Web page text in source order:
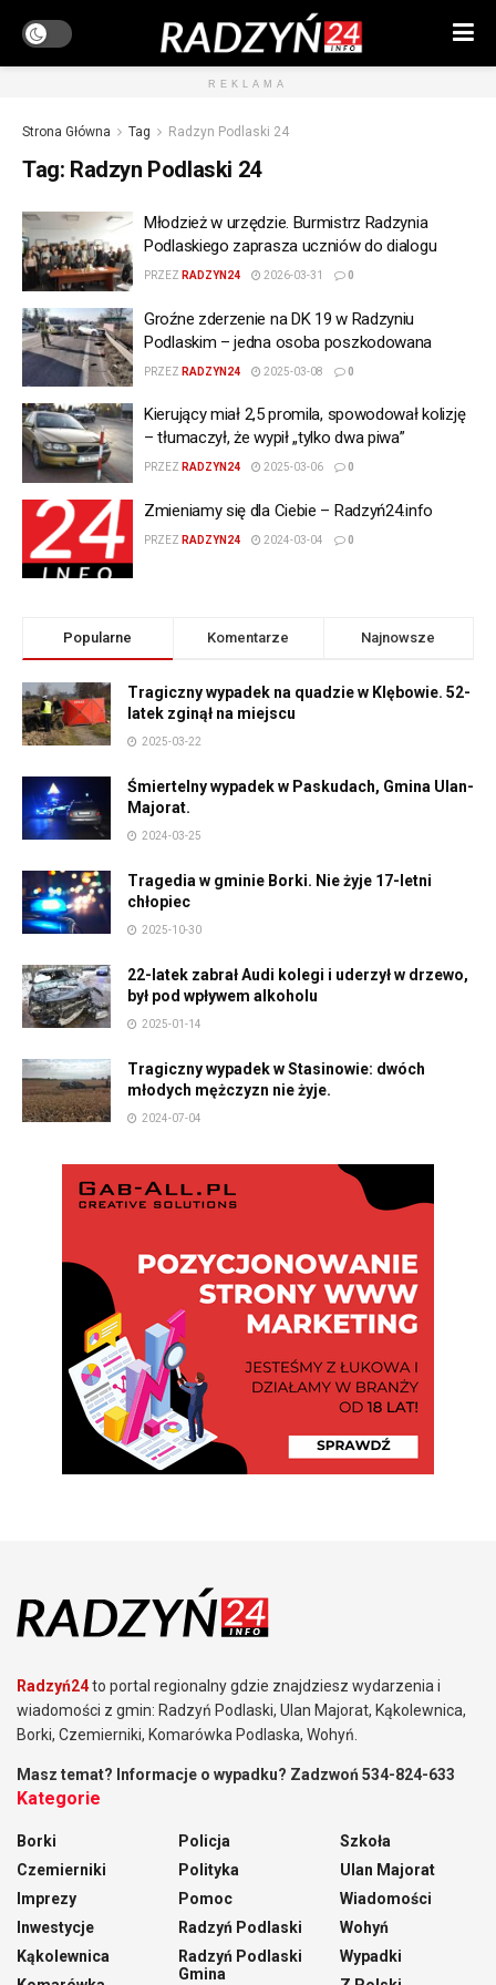
REKLAMA
Strona Główna Tag Radzyn Podlaski 24
Tag: Radzyn Podlaski 24
Młodzież w urzędzie. Burmistrz Radzynia
Podlaskiego zaprasza uczniów do dialogu
PRZEZ RADZYN24 2026-03-31 0
Groźne zderzenie na DK 19 w Radzyniu
Podlaskim – jedna osoba poszkodowana
PRZEZ RADZYN24 2025-03-08 0
Kierujący miał 2,5 promila, spowodował kolizję
– tłumaczył, że wypił „tylko dwa piwa”
PRZEZ RADZYN24 2025-03-06 0
Zmieniamy się dla Ciebie – Radzyń24.info
PRZEZ RADZYN24 2024-03-04 0
Popularne Komentarze Najnowsze
Tragiczny wypadek na quadzie w Klębowie. 52-
latek zginął na miejscu
2025-03-22
Śmiertelny wypadek w Paskudach, Gmina Ulan-
Majorat.
2024-03-25
Tragedia w gminie Borki. Nie żyje 17-letni
chłopiec
2025-10-30
22-latek zabrał Audi kolegi i uderzył w drzewo,
był pod wpływem alkoholu
2025-01-14
Tragiczny wypadek w Stasinowie: dwóch
młodych mężczyzn nie żyje.
2024-07-04
Radzyń24to portal regionalny gdzie znajdziesz wydarzenia i
wiadomości z gmin: Radzyń Podlaski, Ulan Majorat, Kąkolewnica,
Borki, Czemierniki, Komarówka Podlaska, Wohyń.
Masz temat? Informacje o wypadku? Zadzwoń 534-824-633
Kategorie
Borki
Czemierniki
Imprezy
Inwestycje
Kąkolewnica
Policja
Polityka
Pomoc
Radzyń Podlaski
Radzyń Podlaski
Gmina
Szkoła
Ulan Majorat
Wiadomości
Wohyń
Wypadki